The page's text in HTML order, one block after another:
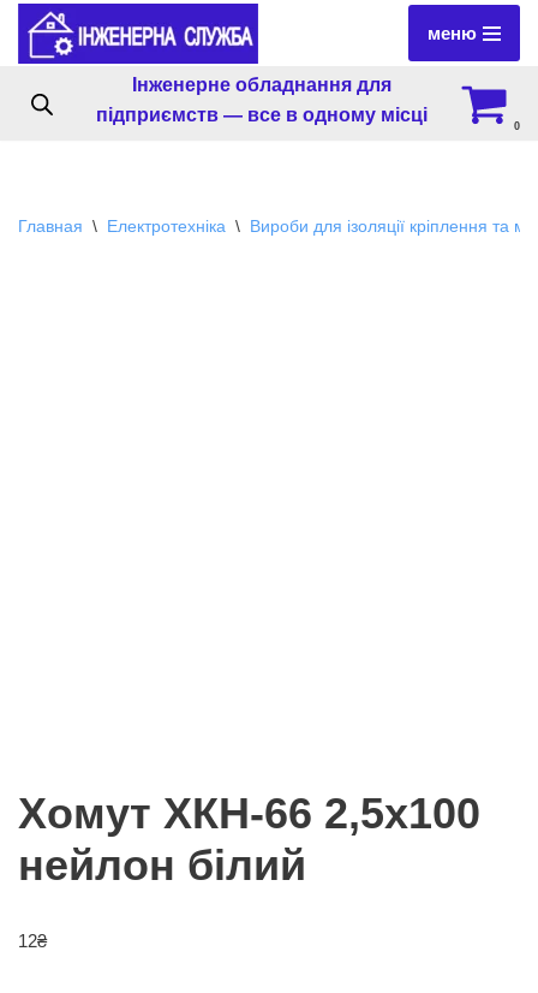
Перейти
содержимому
меню
Інженерне обладнання для
підприємств — все в одному місці
0
Главная \ Електротехніка \ Вироби для ізоляції кріплення та
Хомут ХКН-66 2,5х100
нейлон білий
12₴